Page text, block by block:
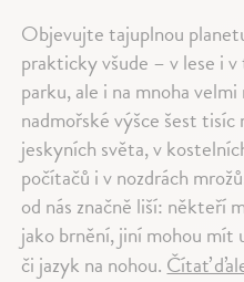
Objevujte tajuplnou
prakticky všude – v lese i
parku, ale i na mnoha
nadmořské výšce šest
jeskyních světa, v
počítačů i v nozdrách
od nás značně liší: někteří
jako brnění, jiní mohou mít
či jazyk na nohou. Čítať